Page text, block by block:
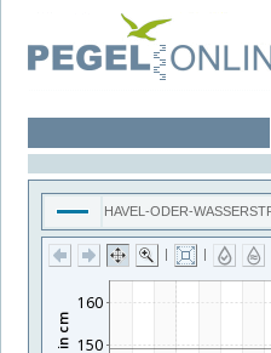
HAVEL-ODER-
| |